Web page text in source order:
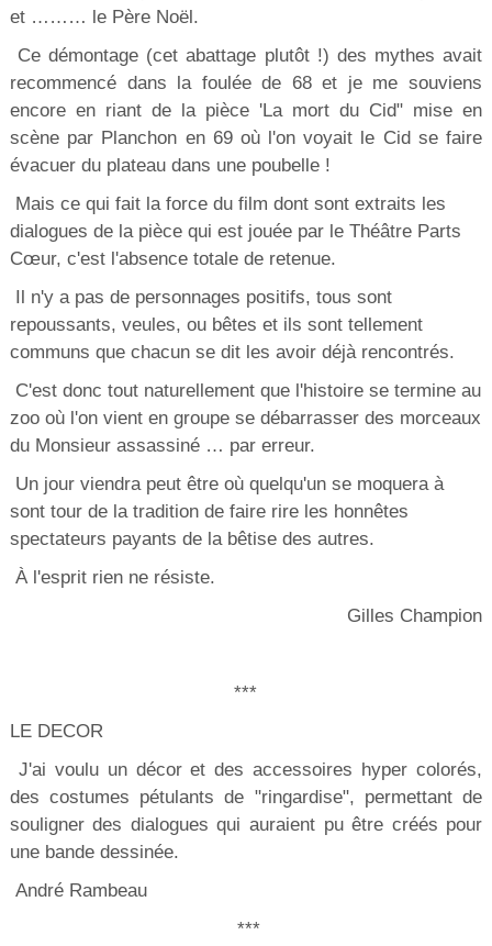
et ……… le Père Noël.
Ce démontage (cet abattage plutôt !) des mythes avait
recommencé dans la foulée de 68 et je me souviens
encore en riant de la pièce 'La mort du Cid" mise en
scène par Planchon en 69 où l'on voyait le Cid se faire
évacuer du plateau dans une poubelle !
Mais ce qui fait la force du film dont sont extraits les
dialogues de la pièce qui est jouée par le Théâtre Parts
Cœur, c'est l'absence totale de retenue.
Il n'y a pas de personnages positifs, tous sont
repoussants, veules, ou bêtes et ils sont tellement
communs que chacun se dit les avoir déjà rencontrés.
C'est donc tout naturellement que l'histoire se termine au
zoo où l'on vient en groupe se débarrasser des morceaux
du Monsieur assassiné … par erreur.
Un jour viendra peut être où quelqu'un se moquera à
sont tour de la tradition de faire rire les honnêtes
spectateurs payants de la bêtise des autres.
À l'esprit rien ne résiste.
Gilles Champion
***
LE DECOR
J'ai voulu un décor et des accessoires hyper colorés,
des costumes pétulants de "ringardise", permettant de
souligner des dialogues qui auraient pu être créés pour
une bande dessinée.
André Rambeau
***